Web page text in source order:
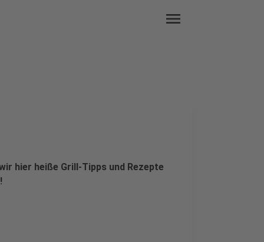
menu
hier heiße Grill-Tipps und Rezepte